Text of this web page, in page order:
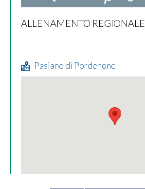
ALLENAMENTO REGIONALE
Pasiano di Pordenone